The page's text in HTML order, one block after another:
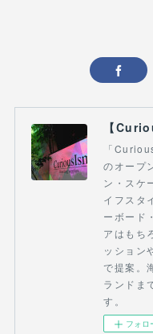
「
のオープ
ン・スケ
イフスタ
ーボード
アはもち
ッション
で提案。
ランドま
す。
フォロ